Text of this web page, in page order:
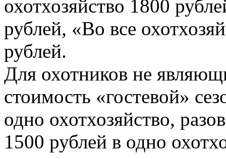
охотхозяйство 1800
рублей, «Во все
рублей.
Для охотников не
стоимость «гостевой»
одно охотхозяйство,
1500 рублей в одно